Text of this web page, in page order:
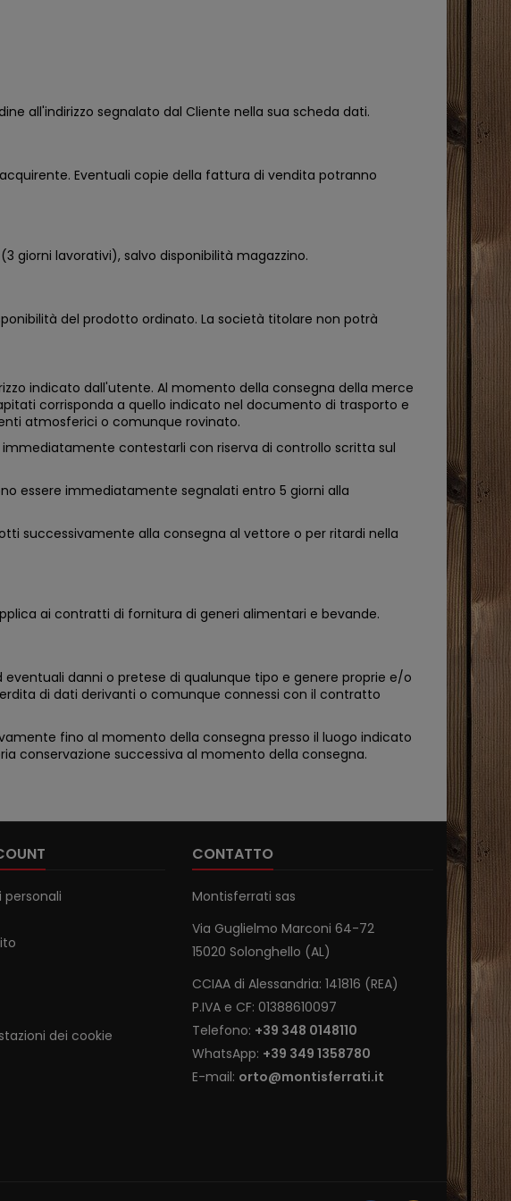
all'indirizzo segnalato dal Cliente nella sua scheda dati.
Eventuali copie della fattura di vendita potranno
giorni lavorativi), salvo disponibilità magazzino.
del prodotto ordinato. La società titolare non potrà
indicato dall'utente. Al momento della consegna della merce
corrisponda a quello indicato nel documento di trasporto e
atmosferici o comunque rovinato.
contestarli con riserva di controllo scritta sul
essere immediatamente segnalati entro 5 giorni alla
successivamente alla consegna al vettore o per ritardi nella
ai contratti di fornitura di generi alimentari e bevande.
danni o pretese di qualunque tipo e genere proprie e/o
di dati derivanti o comunque connessi con il contratto
fino al momento della consegna presso il luogo indicato
conservazione successiva al momento della consegna.
dei cookie
CONTATTO
Montisferrati sas
Via Guglielmo Marconi 64-72
15020 Solonghello (AL)
CCIAA di Alessandria: 141816 (REA)
P.IVA e CF: 01388610097
Telefono: +39 348 0148110
WhatsApp: +39 349 1358780
E-mail: orto@montisferrati.it